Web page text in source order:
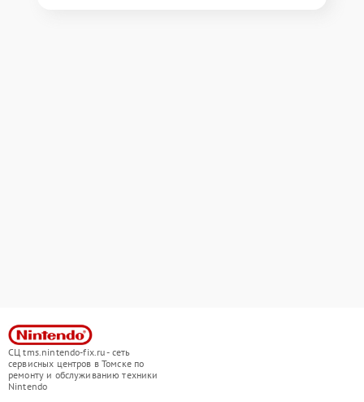
СЦ tms.nintendo-fix.ru - сеть
сервисных центров в Томске по
ремонту и обслуживанию техники
Nintendo